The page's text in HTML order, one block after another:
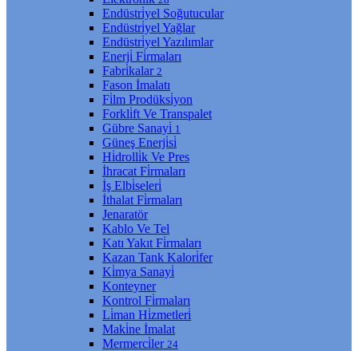
Endüstri̇yel Soğutucular
Endüstri̇yel Yağlar
Endüstri̇yel Yazılımlar
Enerji̇ Fi̇rmaları
Fabri̇kalar 2
Fason İmalatı
Fi̇lm Prodüksi̇yon
Forkli̇ft Ve Transpalet
Gübre Sanayi̇ 1
Güneş Enerji̇si̇
Hi̇drolli̇k Ve Pres
İhracat Fi̇rmaları
İş Elbi̇seleri̇
İthalat Fi̇rmaları
Jenaratör
Kablo Ve Tel
Katı Yakıt Fi̇rmaları
Kazan Tank Kalori̇fer
Ki̇mya Sanayi̇
Konteyner
Kontrol Fi̇rmaları
Li̇man Hi̇zmetleri̇
Maki̇ne İmalat
Mermerci̇ler 24